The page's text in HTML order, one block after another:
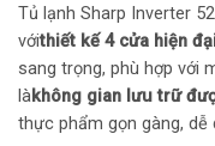
Dung tích ngăn đá:206
Công suất tủ lạnh:173
Tủ lạnh Sharp Inverter
vớithiết kế 4 cửa hiện
sang trọng, phù hợp với
làkhông gian lưu trữ
thực phẩm gọn gàng, dễ